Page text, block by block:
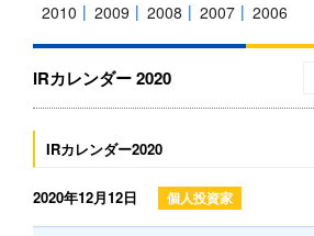
2010
2009 2008 2007 2006
IRカレンダー 2020
IRカレンダー2020
2020年12月12日 個人投資家